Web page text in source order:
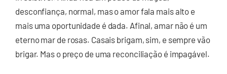
desconfiança, normal, mas o amor fala mais alto e
mais uma oportunidade é dada. Afinal, amar não é um
eterno mar de rosas. Casais brigam, sim, e sempre vão
brigar. Mas o preço de uma reconciliação é impagável.